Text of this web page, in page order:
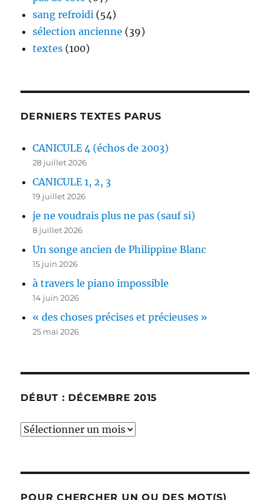
sang refroidi (54)
sélection ancienne (39)
textes (100)
DERNIERS TEXTES PARUS
CANICULE 4 (échos de 2003)
28 juillet 2026
CANICULE 1, 2, 3
19 juillet 2026
je ne voudrais plus ne pas (sauf si)
8 juillet 2026
Un songe ancien de Philippine Blanc
15 juin 2026
à travers le piano impossible
14 juin 2026
« des choses précises et précieuses »
25 mai 2026
DÉBUT : DÉCEMBRE 2015
début
POUR CHERCHER UN OU DES MOT(S)